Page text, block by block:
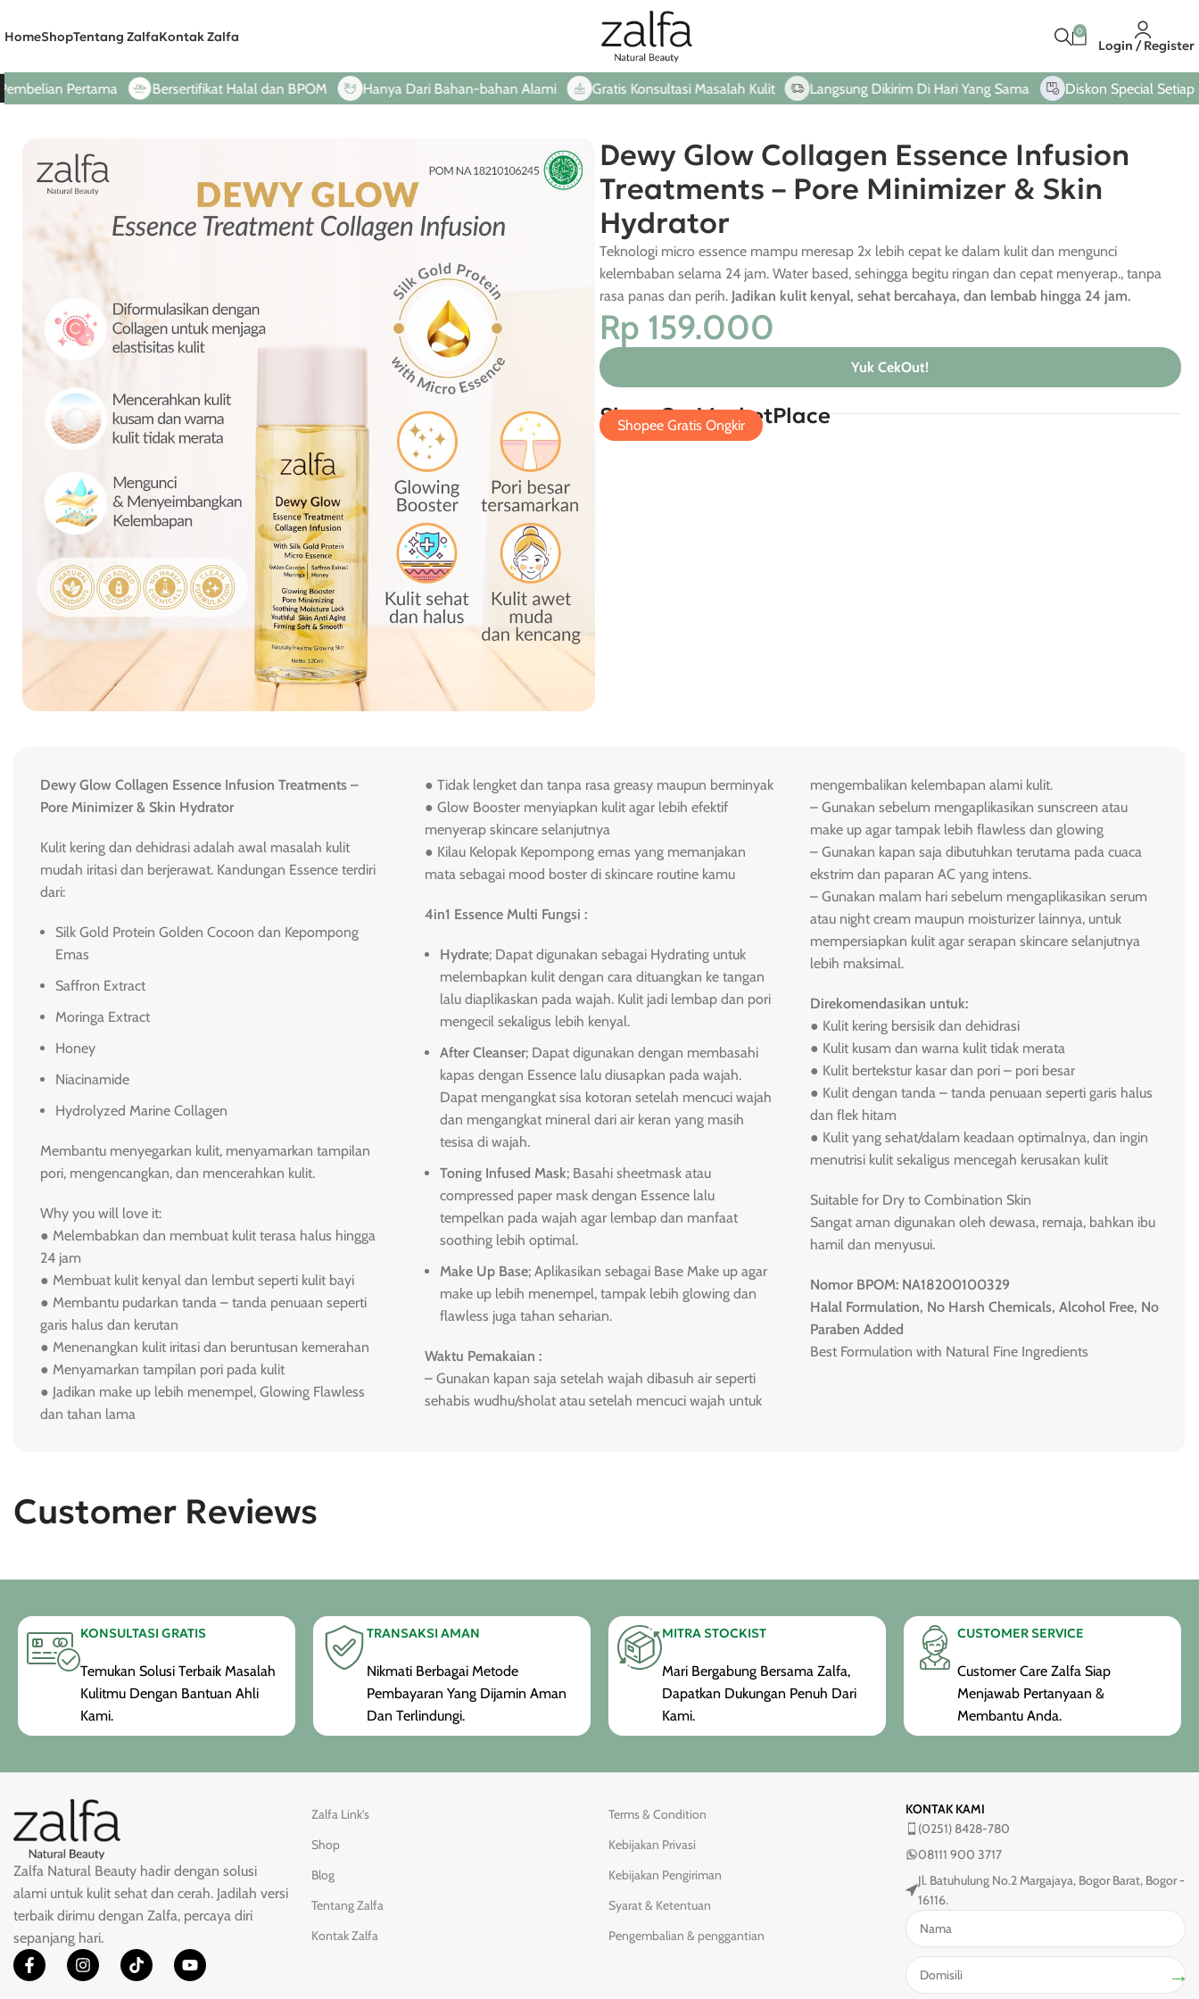
HomeShopTentang ZalfaKontak Zalfa 0
Login / Register
Pertama Bersertifikat Halal dan BPOM Hanya Dari Bahan-bahan Alami Gratis Konsultasi Masalah Kulit Langsung Dikirim Di Hari Yang Sama Diskon Special Setiap
Dewy Glow Collagen Essence Infusion
Treatments – Pore Minimizer & Skin
Hydrator
Teknologi micro essence mampu meresap 2x lebih cepat ke dalam kulit dan mengunci
kelembaban selama 24 jam. Water based, sehingga begitu ringan dan cepat menyerap., tanpa
rasa panas dan perih. Jadikan kulit kenyal, sehat bercahaya, dan lembab hingga 24 jam.
Rp 159.000
Yuk CekOut!
Shop On MarketPlace
Shopee Gratis Ongkir
Dewy Glow Collagen Essence Infusion Treatments –
Pore Minimizer & Skin Hydrator
Kulit kering dan dehidrasi adalah awal masalah kulit
mudah iritasi dan berjerawat. Kandungan Essence terdiri
dari:
Silk Gold Protein Golden Cocoon dan Kepompong
Emas
Saffron Extract
Moringa Extract
Honey
Niacinamide
Hydrolyzed Marine Collagen
Membantu menyegarkan kulit, menyamarkan tampilan
pori, mengencangkan, dan mencerahkan kulit.
Why you will love it:
● Melembabkan dan membuat kulit terasa halus hingga
24 jam
● Membuat kulit kenyal dan lembut seperti kulit bayi
● Membantu pudarkan tanda – tanda penuaan seperti
garis halus dan kerutan
● Menenangkan kulit iritasi dan beruntusan kemerahan
● Menyamarkan tampilan pori pada kulit
● Jadikan make up lebih menempel, Glowing Flawless
dan tahan lama
● Tidak lengket dan tanpa rasa greasy maupun berminyak
● Glow Booster menyiapkan kulit agar lebih efektif
menyerap skincare selanjutnya
● Kilau Kelopak Kepompong emas yang memanjakan
mata sebagai mood boster di skincare routine kamu
4in1 Essence Multi Fungsi :
Hydrate; Dapat digunakan sebagai Hydrating untuk
melembapkan kulit dengan cara dituangkan ke tangan
lalu diaplikaskan pada wajah. Kulit jadi lembap dan pori
mengecil sekaligus lebih kenyal.
After Cleanser; Dapat digunakan dengan membasahi
kapas dengan Essence lalu diusapkan pada wajah.
Dapat mengangkat sisa kotoran setelah mencuci wajah
dan mengangkat mineral dari air keran yang masih
tesisa di wajah.
Toning Infused Mask; Basahi sheetmask atau
compressed paper mask dengan Essence lalu
tempelkan pada wajah agar lembap dan manfaat
soothing lebih optimal.
Make Up Base; Aplikasikan sebagai Base Make up agar
make up lebih menempel, tampak lebih glowing dan
flawless juga tahan seharian.
Waktu Pemakaian :
– Gunakan kapan saja setelah wajah dibasuh air seperti
sehabis wudhu/sholat atau setelah mencuci wajah untuk
mengembalikan kelembapan alami kulit.
– Gunakan sebelum mengaplikasikan sunscreen atau
make up agar tampak lebih flawless dan glowing
– Gunakan kapan saja dibutuhkan terutama pada cuaca
ekstrim dan paparan AC yang intens.
– Gunakan malam hari sebelum mengaplikasikan serum
atau night cream maupun moisturizer lainnya, untuk
mempersiapkan kulit agar serapan skincare selanjutnya
lebih maksimal.
Direkomendasikan untuk:
● Kulit kering bersisik dan dehidrasi
● Kulit kusam dan warna kulit tidak merata
● Kulit bertekstur kasar dan pori – pori besar
● Kulit dengan tanda – tanda penuaan seperti garis halus
dan flek hitam
● Kulit yang sehat/dalam keadaan optimalnya, dan ingin
menutrisi kulit sekaligus mencegah kerusakan kulit
Suitable for Dry to Combination Skin
Sangat aman digunakan oleh dewasa, remaja, bahkan ibu
hamil dan menyusui.
Nomor BPOM: NA18200100329
Halal Formulation, No Harsh Chemicals, Alcohol Free, No
Paraben Added
Best Formulation with Natural Fine Ingredients
Customer Reviews
KONSULTASI GRATIS
Temukan Solusi Terbaik Masalah
Kulitmu Dengan Bantuan Ahli
Kami.
TRANSAKSI AMAN
Nikmati Berbagai Metode
Pembayaran Yang Dijamin Aman
Dan Terlindungi.
MITRA STOCKIST
Mari Bergabung Bersama Zalfa,
Dapatkan Dukungan Penuh Dari
Kami.
CUSTOMER SERVICE
Customer Care Zalfa Siap
Menjawab Pertanyaan &
Membantu Anda.
Zalfa Natural Beauty hadir dengan solusi
alami untuk kulit sehat dan cerah. Jadilah versi
terbaik dirimu dengan Zalfa, percaya diri
sepanjang hari.
Zalfa Link's
Shop
Blog
Tentang Zalfa
Kontak Zalfa
Terms & Condition
Kebijakan Privasi
Kebijakan Pengiriman
Syarat & Ketentuan
Pengembalian & penggantian
KONTAK KAMI
(0251) 8428-780
08111 900 3717
Jl. Batuhulung No.2 Margajaya, Bogor Barat, Bogor -
16116.
→